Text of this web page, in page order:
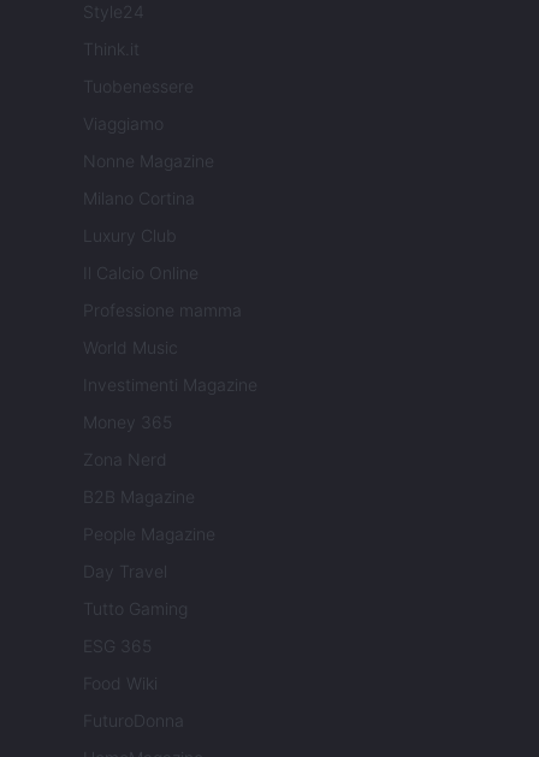
Style24
Think.it
Tuobenessere
Viaggiamo
Nonne Magazine
Milano Cortina
Luxury Club
Il Calcio Online
Professione mamma
World Music
Investimenti Magazine
Money 365
Zona Nerd
B2B Magazine
People Magazine
Day Travel
Tutto Gaming
ESG 365
Food Wiki
FuturoDonna